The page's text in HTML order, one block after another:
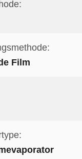
Film